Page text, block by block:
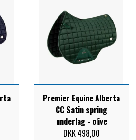
WAHLSTEN
WALDHAUSENPremier Equine Alberta
CC Satin spring
underlag - olive
DKK 498,00